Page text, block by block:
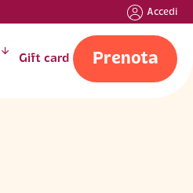
Accedi
󰁅
Gift card Prenota